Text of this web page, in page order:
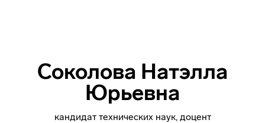
Соколова Натэлла
Юрьевна
кандидат технических наук, доцент